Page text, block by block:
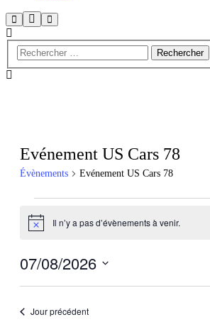
Rechercher
Plus
d’infosprincipal
Evénement US Cars 78
Évènements Evénement US Cars 78
for
août
2026
Notice Il n’y a pas d’évènements à venir.
07/08/2026
date.Jour précédent